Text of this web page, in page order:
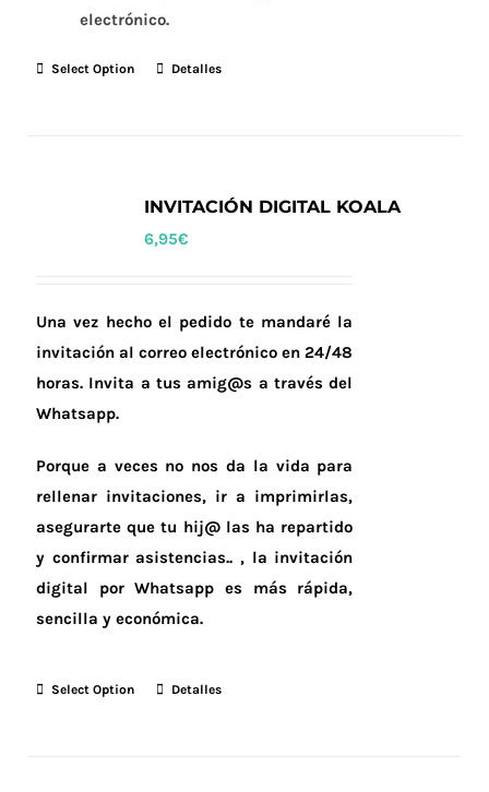
electrónico.
Select Option Detalles
INVITACIÓN DIGITAL KOALA
6,95€
Una vez hecho el pedido te mandaré la
invitación al correo electrónico en 24/48
horas. Invita a tus amig@s a través del
Whatsapp.
Porque a veces no nos da la vida para
rellenar invitaciones, ir a imprimirlas,
asegurarte que tu hij@ las ha repartido
y confirmar asistencias.. , la invitación
digital por Whatsapp es más rápida,
sencilla y económica.
Select Option Detalles